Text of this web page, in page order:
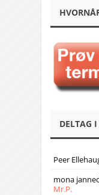
DELTAG
Peer
mona
Mr.P.